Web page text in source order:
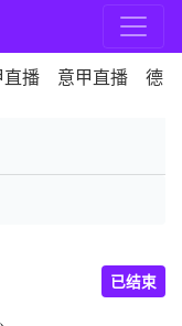
直播 意甲直播 德
已结束